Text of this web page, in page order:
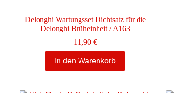
Delonghi Wartungsset Dichtsatz für die
Delonghi Brüheinheit / A163
11,90 €
In den Warenkorb